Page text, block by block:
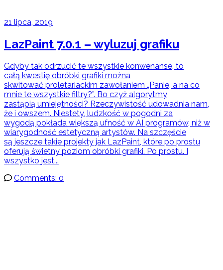
21 lipca, 2019
LazPaint 7.0.1 – wyluzuj grafiku
Gdyby tak odrzucić te wszystkie konwenanse, to
całą kwestię obróbki grafiki można
skwitować proletariackim zawołaniem „Panie, a na co
mnie te wszystkie filtry?”. Bo czyż algorytmy
zastąpią umiejętności? Rzeczywistość udowadnia nam,
że i owszem. Niestety, ludzkość w pogodni za
wygodą pokłada większą ufność w AI programów, niż w
wiarygodność estetyczną artystów. Na szczęście
są jeszcze takie projekty jak LazPaint, które po prostu
oferują świetny poziom obróbki grafiki. Po prostu. I
wszystko jest...
Comments: 0